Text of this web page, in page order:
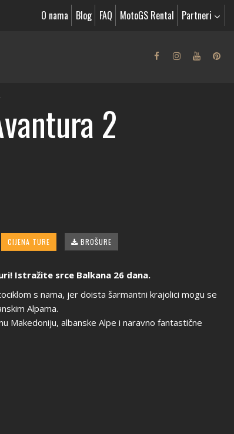
O nama Blog FAQ MotoGS Rental Partneri
2
CIJENA TURE BROŠURE
Istražite srce Balkana 26 dana.
s nama, jer doista šarmantni krajolici mogu se
Alpama.
Makedoniju, albanske Alpe i naravno fantastične